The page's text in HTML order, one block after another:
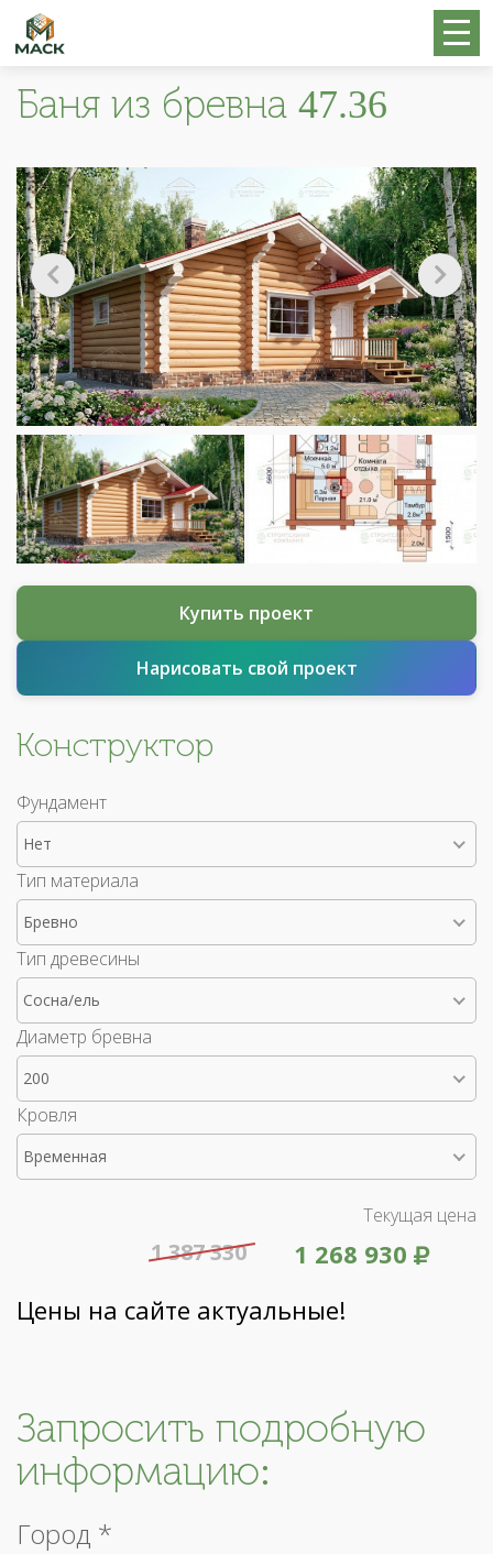
Баня из бревна 47.36
Купить проект
Нарисовать свой проект
Конструктор
Фундамент
Нет
Тип материала
Бревно
Тип древесины
Сосна/ель
Диаметр бревна
200
Кровля
Временная
Текущая цена
1 268 930
1 387 330
Цены на сайте актуальные!
Запросить подробную
информацию:
Город *